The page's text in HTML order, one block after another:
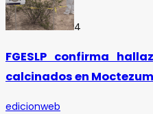
4
FGESLP confirma
calcinados en
edicionweb